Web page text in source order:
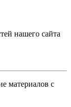
нашего сайта
материалов с